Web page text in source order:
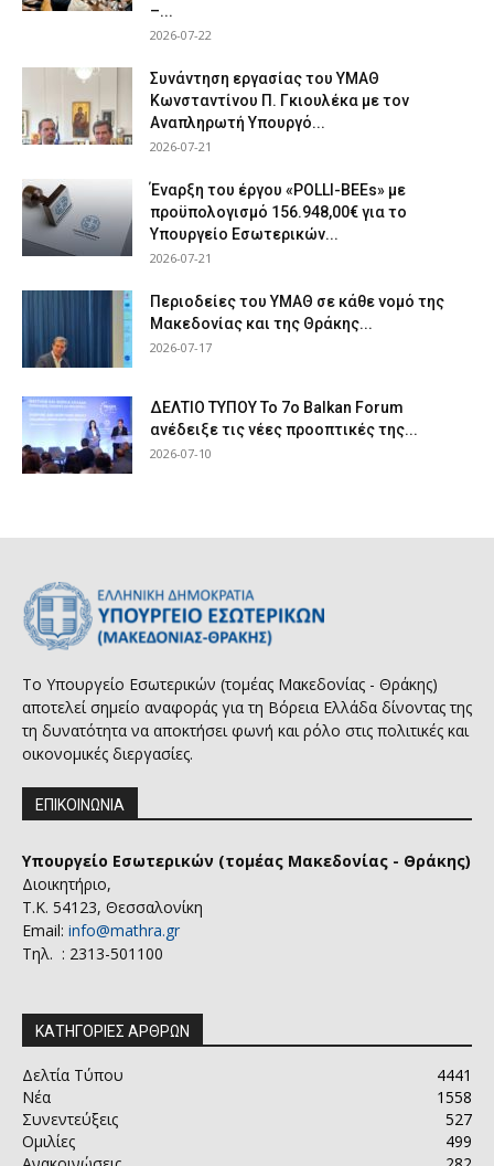
–...
2026-07-22
Συνάντηση εργασίας του ΥΜΑΘ
Κωνσταντίνου Π. Γκιουλέκα με τον
Αναπληρωτή Υπουργό...
2026-07-21
Έναρξη του έργου «POLLI-BEEs» με
προϋπολογισμό 156.948,00€ για το
Υπουργείο Εσωτερικών...
2026-07-21
Περιοδείες του ΥΜΑΘ σε κάθε νομό της
Μακεδονίας και της Θράκης...
2026-07-17
ΔΕΛΤΙΟ ΤΥΠΟΥ Το 7ο Balkan Forum
ανέδειξε τις νέες προοπτικές της...
2026-07-10
Το Υπουργείο Εσωτερικών (τομέας Μακεδονίας - Θράκης)
αποτελεί σημείο αναφοράς για τη Βόρεια Ελλάδα δίνοντας της
τη δυνατότητα να αποκτήσει φωνή και ρόλο στις πολιτικές και
οικονομικές διεργασίες.
ΕΠΙΚΟΙΝΩΝΙΑ
Υπουργείο Εσωτερικών (τομέας Μακεδονίας - Θράκης)
Διοικητήριο,
Τ.Κ. 54123, Θεσσαλονίκη
Email: info@mathra.gr
Τηλ. : 2313-501100
ΚΑΤΗΓΟΡΙΕΣ ΑΡΘΡΩΝ
Δελτία Τύπου
4441
Νέα
1558
Συνεντεύξεις
527
Ομιλίες
499